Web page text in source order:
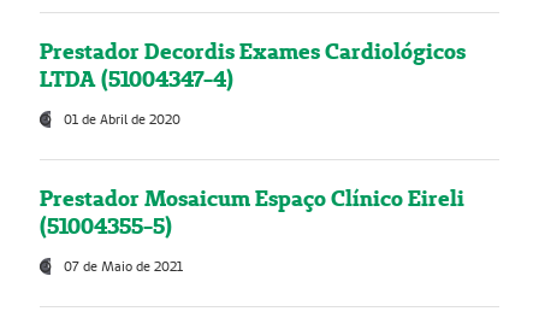
Prestador Decordis Exames Cardiológicos
LTDA (51004347-4)
01 de Abril de 2020
Prestador Mosaicum Espaço Clínico Eireli
(51004355-5)
07 de Maio de 2021